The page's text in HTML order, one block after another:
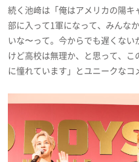
続く池﨑は「俺はアメリカの陽
部に入って1軍になって、みんな
いな〜って。今からでも遅くな
けど高校は無理か、と思って、
に憧れています」とユニークなコ